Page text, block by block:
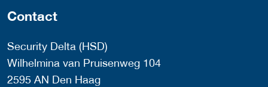
Contact
Security Delta (HSD)
Wilhelmina van Pruisenweg 104
2595 AN Den Haag